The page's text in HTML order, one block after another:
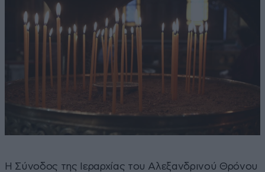
Η Σύνοδος της Ιεραρχίας του Αλεξανδρινού Θρόνου